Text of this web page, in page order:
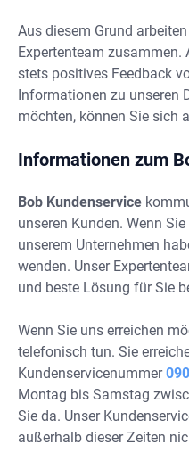
Aus diesem Grund
Expertenteam zusammen.
stets positives Feedback
Informationen zu unseren
möchten, können Sie sich
Informationen zum
Bob Kundenservice
unseren Kunden. Wenn
unserem Unternehmen
wenden. Unser
und beste Lösung für Sie
Wenn Sie uns erreichen
telefonisch tun. Sie
Kundenservicenummer
Montag bis Samstag
Sie da. Unser
außerhalb dieser Zeiten